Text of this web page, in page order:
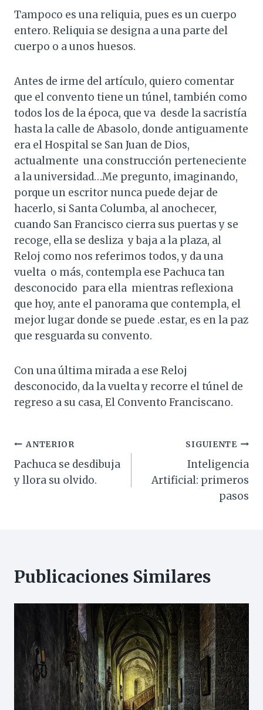
Tampoco es una reliquia, pues es un cuerpo
entero. Reliquia se designa a una parte del
cuerpo o a unos huesos.
Antes de irme del artículo, quiero comentar
que el convento tiene un túnel, también como
todos los de la época, que va desde la sacristía
hasta la calle de Abasolo, donde antiguamente
era el Hospital se San Juan de Dios,
actualmente una construcción perteneciente
a la universidad…Me pregunto, imaginando,
porque un escritor nunca puede dejar de
hacerlo, si Santa Columba, al anochecer,
cuando San Francisco cierra sus puertas y se
recoge, ella se desliza y baja a la plaza, al
Reloj como nos referimos todos, y da una
vuelta o más, contempla ese Pachuca tan
desconocido para ella mientras reflexiona
que hoy, ante el panorama que contempla, el
mejor lugar donde se puede .estar, es en la paz
que resguarda su convento.
Con una última mirada a ese Reloj
desconocido, da la vuelta y recorre el túnel de
regreso a su casa, El Convento Franciscano.
Navegación
de
ANTERIOR
Pachuca se desdibuja
y llora su olvido.
SIGUIENTE
Inteligencia
Artificial: primeros
pasos
Publicaciones Similares